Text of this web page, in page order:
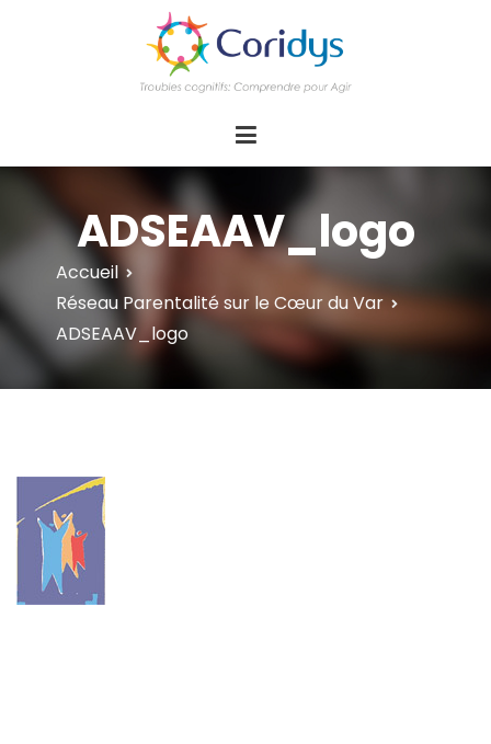
d'actions Information Accompagnement
Innovation/E­xpertise Formations autour des
troubles cognitifs dys ou acquis
ADSEAAV_logo
Accueil
Réseau Parentalité sur le Cœur du Var
ADSEAAV_logo